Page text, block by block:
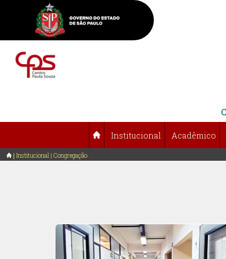
Institucional Acadêmico
Institucional | Congregação